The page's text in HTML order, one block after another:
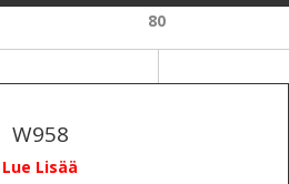
80
W958
Lue Lisää